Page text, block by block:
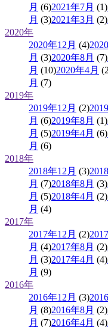
月 (6)2021年7月 (1)
月 (3)2021年3月 (2)
2020年
2020年12月 (4)
月 (3)2020年8月 (7)
月 (10)2020年4月
月 (7)
2019年
2019年12月 (2)
月 (6)2019年8月 (1)
月 (5)2019年4月 (6)
月 (6)
2018年
2018年12月 (3)
月 (7)2018年8月 (3)
月 (5)2018年4月 (2)
月 (4)
2017年
2017年12月 (2)
月 (4)2017年8月 (2)
月 (3)2017年4月 (4)
月 (9)
2016年
2016年12月 (3)
月 (8)2016年8月 (2)
月 (7)2016年4月 (4)